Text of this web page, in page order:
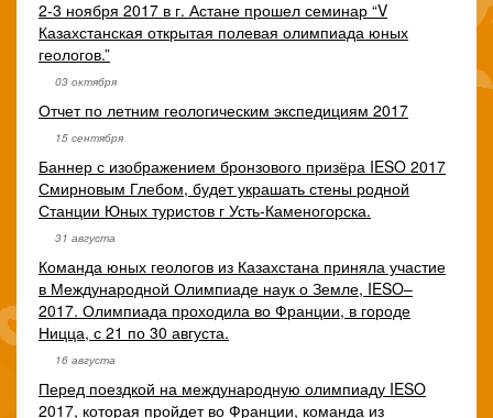
2-3 ноября 2017 в г. Астане прошел семинар “V
Казахстанская открытая полевая олимпиада юных
геологов.”
03 октября
Отчет по летним геологическим экспедициям 2017
15 сентября
Баннер с изображением бронзового призёра IESO 2017
Смирновым Глебом, будет украшать стены родной
Станции Юных туристов г Усть-Каменогорска.
31 августа
Команда юных геологов из Казахстана приняла участие
в Международной Олимпиаде наук о Земле, IESO–
2017. Олимпиада проходила во Франции, в городе
Ницца, с 21 по 30 августа.
16 августа
Перед поездкой на международную олимпиаду IESO
2017, которая пройдет во Франции, команда из